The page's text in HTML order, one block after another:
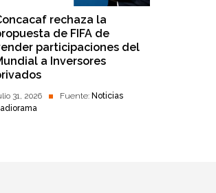
rechaza la
de FIFA de
participaciones del
a Inversores
31, 2026 Fuente: Noticias